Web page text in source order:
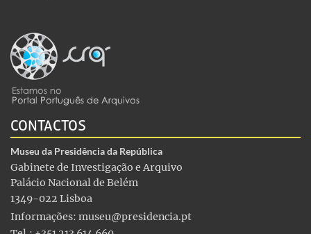
CONTACTOS
Museu da Presidência da República
Gabinete de Investigação e Arquivo
Palácio Nacional de Belém
1349-022 Lisboa
Informações: museu@presidencia.pt